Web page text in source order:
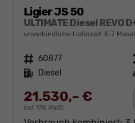
Ligier JS 50
ULTIMATE Diesel REVO
unverbindliche Lieferzeit: 5-7
Fahrzeugnr. 60877
Kraftstoff Diesel
21.530,– €
incl. 19% MwSt.